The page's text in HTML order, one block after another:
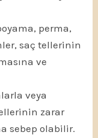
perma,
saç tellerinin
ve
veya
zarar
sebep olabilir.